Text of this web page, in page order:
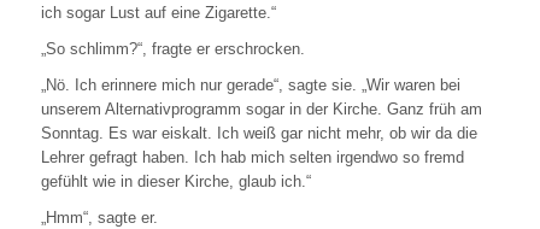
ich sogar Lust auf eine Zigarette.“
„So schlimm?“, fragte er erschrocken.
„Nö. Ich erinnere mich nur gerade“, sagte sie. „Wir waren bei
unserem Alternativprogramm sogar in der Kirche. Ganz früh am
Sonntag. Es war eiskalt. Ich weiß gar nicht mehr, ob wir da die
Lehrer gefragt haben. Ich hab mich selten irgendwo so fremd
gefühlt wie in dieser Kirche, glaub ich.“
„Hmm“, sagte er.